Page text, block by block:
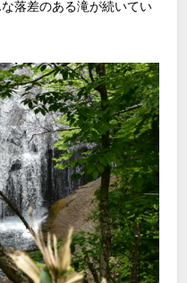
落差のある滝が続いてい